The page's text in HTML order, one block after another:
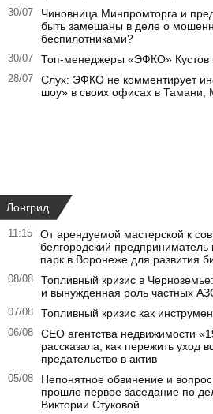
30/07
Чиновница Минпромторга и
быть замешаны в деле о
беспилотниками?
30/07 Топ-менеджеры «ЭФКО» Кустов
28/07
Слух: ЭФКО не комментирует
шоу» в своих офисах в Тамани,
Лонгрид
11:15
От арендуемой мастерской к
белгородский
парк в Воронеже для развития
08/08
Топливный кризис в
и вынужденная роль частных
07/08 Топливный кризис как
06/08
CEO агентства недвижимости
рассказала, как пережить уход
предательство в актив
05/08
Непонятное обвинение и
прошло первое заседание по
Виктории Стуковой